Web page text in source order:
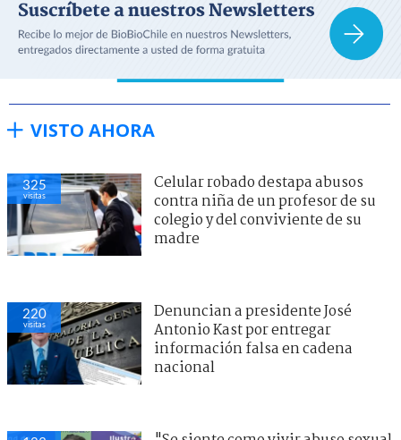
VISTO AHORA
325
visitas
Celular robado destapa abusos
contra niña de un profesor de su
colegio y del conviviente de su
madre
220
visitas
Denuncian a presidente José
Antonio Kast por entregar
información falsa en cadena
nacional